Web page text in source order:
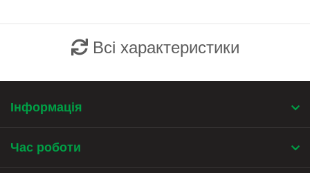
Всі характеристики
Інформація
Час роботи